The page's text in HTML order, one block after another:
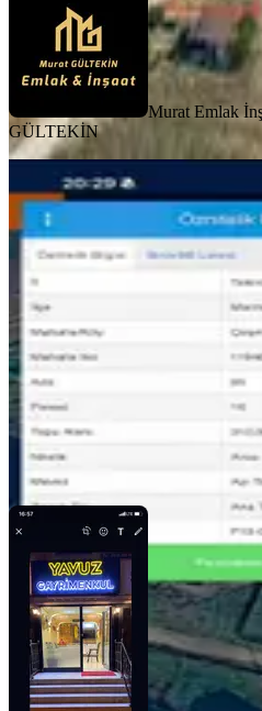
Murat Emlak
GÜLTEKİN
Tekirdağ
M2 3 Kat
Tekirdağ,
YAVUZ GAYRİMENKUL Fatma
Ara